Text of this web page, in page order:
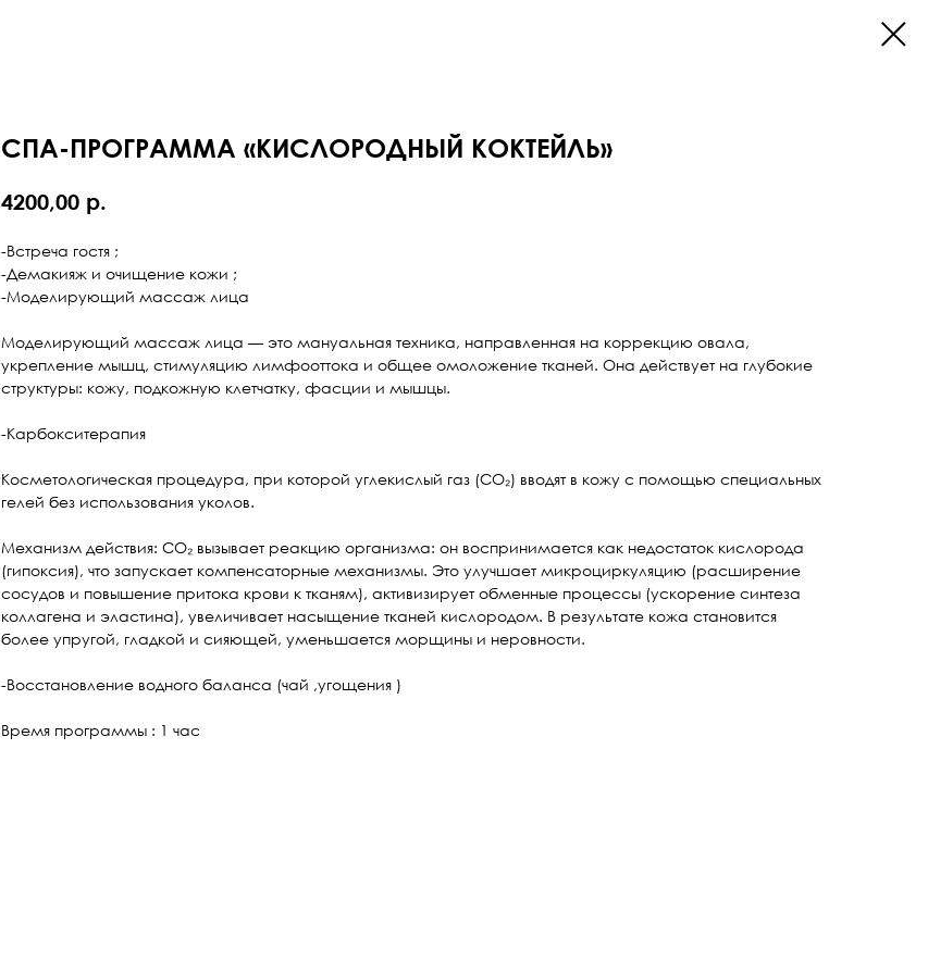
СПА-ПРОГРАММА «КИСЛОРОДНЫЙ КОКТЕЙЛЬ»
4200,00 р.
-Встреча гостя ;
-Демакияж и очищение кожи ;
-Моделирующий массаж лица
Моделирующий массаж лица — это мануальная техника, направленная на коррекцию овала,
укрепление мышц, стимуляцию лимфооттока и общее омоложение тканей. Она действует на глубокие
структуры: кожу, подкожную клетчатку, фасции и мышцы.
-Карбокситерапия
Косметологическая процедура, при которой углекислый газ (CO₂) вводят в кожу с помощью специальных
гелей без использования уколов.
Механизм действия: CO₂ вызывает реакцию организма: он воспринимается как недостаток кислорода
(гипоксия), что запускает компенсаторные механизмы. Это улучшает микроциркуляцию (расширение
сосудов и повышение притока крови к тканям), активизирует обменные процессы (ускорение синтеза
коллагена и эластина), увеличивает насыщение тканей кислородом. В результате кожа становится
более упругой, гладкой и сияющей, уменьшается морщины и неровности.
-Восстановление водного баланса (чай ,угощения )
Время программы : 1 час